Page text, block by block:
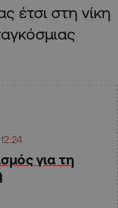
έτσι στη νίκη
για τη